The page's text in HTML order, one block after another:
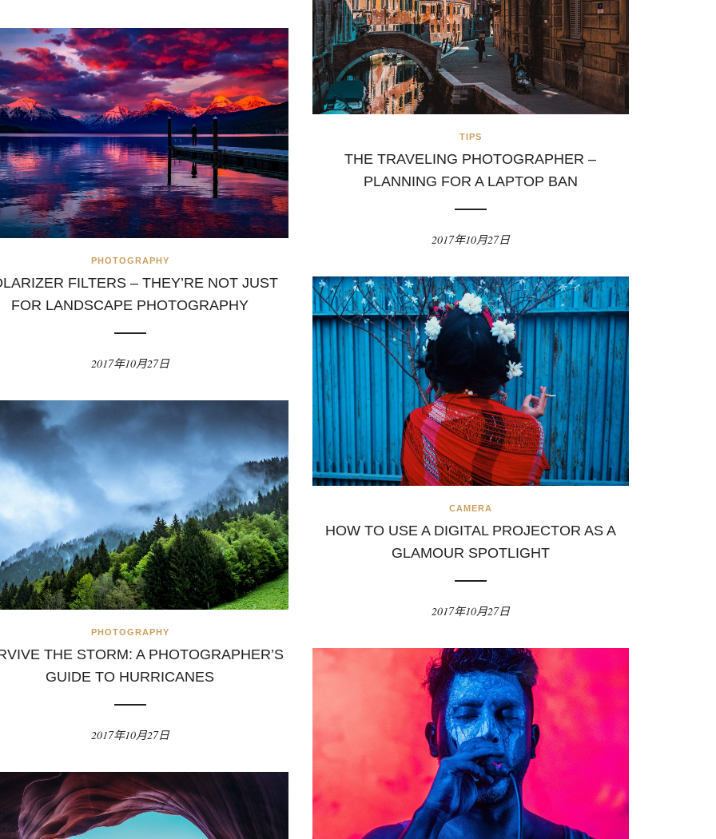
TIPS
THE TRAVELING PHOTOGRAPHER –
PLANNING FOR A LAPTOP BAN
2017年10月27日
PHOTOGRAPHY
FILTERS – THEY’RE NOT JUST
FOR LANDSCAPE PHOTOGRAPHY
2017年10月27日
CAMERA
HOW TO USE A DIGITAL PROJECTOR AS A
GLAMOUR SPOTLIGHT
2017年10月27日
PHOTOGRAPHY
THE STORM: A PHOTOGRAPHER’S
GUIDE TO HURRICANES
2017年10月27日